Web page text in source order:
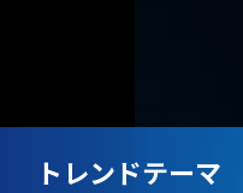
トレンドテーマ